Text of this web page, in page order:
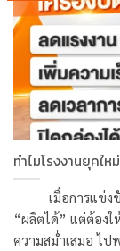
ทำไมโรงงานยุคใ
เมื่อการแข่งขัน
“ผลิตได้” แต่ต้อง
ความสม่ำเสมอ ไ